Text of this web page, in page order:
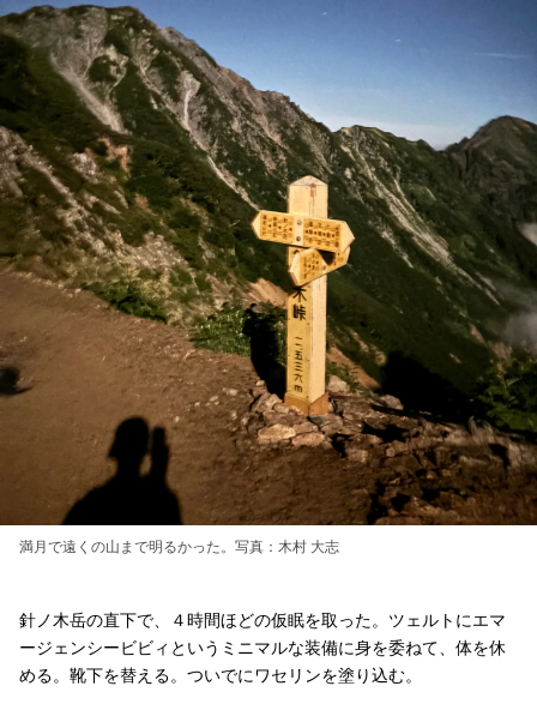
満月で遠くの山まで明るかった。写真：木村 大志
針ノ木岳の直下で、４時間ほどの仮眠を取った。ツェルトにエマ
ージェンシービビィというミニマルな装備に身を委ねて、体を休
める。靴下を替える。ついでにワセリンを塗り込む。